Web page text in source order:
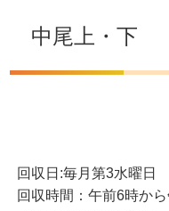
中尾上・下
回収日:毎月第3水曜日
回収時間：午前6時か